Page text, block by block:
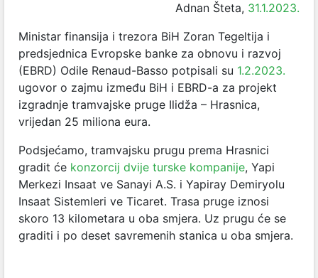
Adnan Šteta, 31.1.2023.
Ministar finansija i trezora BiH Zoran Tegeltija i
predsjednica Evropske banke za obnovu i razvoj
(EBRD) Odile Renaud-Basso potpisali su 1.2.2023.
ugovor o zajmu između BiH i EBRD-a za projekt
izgradnje tramvajske pruge Ilidža – Hrasnica,
vrijedan 25 miliona eura.
Podsjećamo, tramvajsku prugu prema Hrasnici
gradit će konzorcij dvije turske kompanije, Yapi
Merkezi Insaat ve Sanayi A.S. i Yapiray Demiryolu
Insaat Sistemleri ve Ticaret. Trasa pruge iznosi
skoro 13 kilometara u oba smjera. Uz prugu će se
graditi i po deset savremenih stanica u oba smjera.